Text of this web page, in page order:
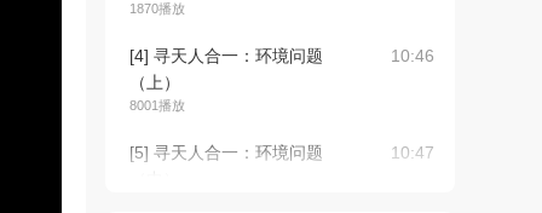
1870播放
[4] 寻天人合一：环境问题
（上）
8001播放
10:46
[5] 寻天人合一：环境问题
10:47